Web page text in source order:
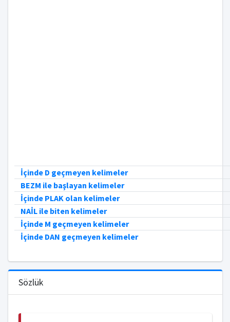
İçinde D geçmeyen kelimeler
BEZM ile başlayan kelimeler
İçinde PLAK olan kelimeler
NAİL ile biten kelimeler
İçinde M geçmeyen kelimeler
İçinde DAN geçmeyen kelimeler
Sözlük